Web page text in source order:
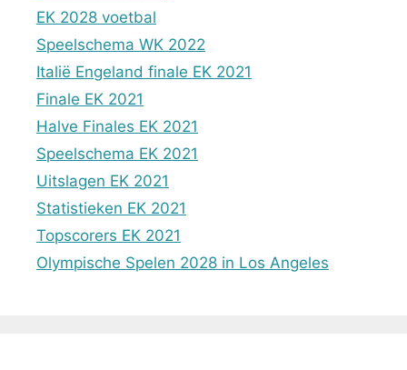
EK 2028 voetbal
Speelschema WK 2022
Italië Engeland finale EK 2021
Finale EK 2021
Halve Finales EK 2021
Speelschema EK 2021
Uitslagen EK 2021
Statistieken EK 2021
Topscorers EK 2021
Olympische Spelen 2028 in Los Angeles